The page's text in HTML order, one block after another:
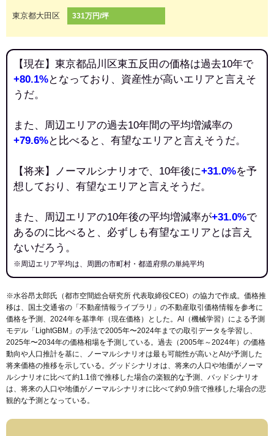
東京都大田区 331万円/坪
【現在】東京都品川区東五反田の価格は過去10年で
+80.1%となっており、資産性が高いエリアと言えそ
うだ。
また、周辺エリアの過去10年間の平均増減率の
+79.6%と比べると、有望なエリアと言えそうだ。
【将来】ノーマルシナリオで、10年後に+31.0%を予
想しており、有望なエリアと言えそうだ。
また、周辺エリアの10年後の平均増減率が+31.0%で
あるのに比べると、必ずしも有望なエリアとは言え
ないだろう。
※周辺エリア平均は、周囲の市町村・都道府県の単純平均
※水谷昂太郎氏（都市空間総合研究所 代表取締役CEO）の協力で作成。価格推
移は、国土交通省の「 不動産情報ライブラリ 」の不動産取引価格情報を参考に
価格を予測、2024年を基準年（現在価格）とした。AI（機械学習）による予測
モデル「LightGBM」の手法で2005年〜2024年までの取引データを学習し、
2025年〜2034年の価格相場を予測している。過去（2005年～2024年）の価格
動向や人口推計を基に、ノーマルシナリオは最も可能性が高いとAIが予測した
将来価格の推移を示している。グッドシナリオは、将来の人口や地価がノーマ
ルシナリオに比べて約1.1倍で推移した場合の楽観的な予測、バッドシナリオ
は、将来の人口や地価がノーマルシナリオに比べて約0.9倍で推移した場合の悲
観的な予測となっている。